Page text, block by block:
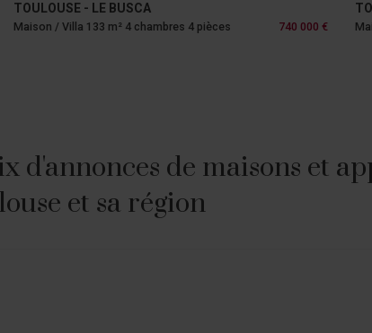
TOULOUSE - LE BUSCA
Maison / Villa 133 m² 4 chambres 4 pièces 740 000 €
d'annonces de maisons et
et sa région